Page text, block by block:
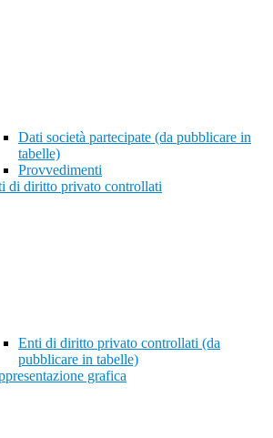
Dati società partecipate (da pubblicare in
tabelle)
Provvedimenti
di diritto privato controllati
Enti di diritto privato controllati (da
pubblicare in tabelle)
grafica